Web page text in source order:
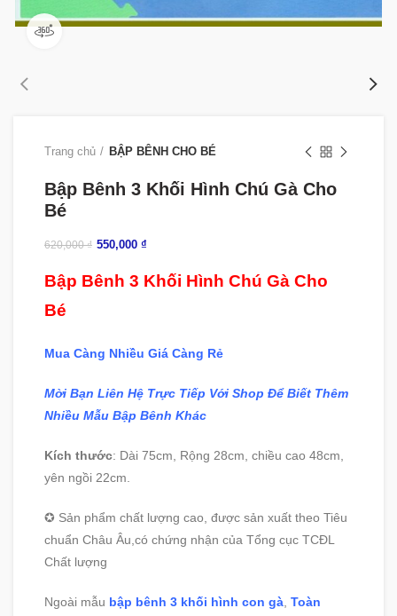
360 product view
Trang chủ BẬP BÊNH CHO BÉ
Bập Bênh 3 Khối Hình Chú Gà Cho
Bé
620,000₫ 550,000 ₫
Bập Bênh 3 Khối Hình Chú Gà Cho
Bé
Mua Càng Nhiều Giá Càng Rẻ
Mời Bạn Liên Hệ Trực Tiếp Với Shop Để Biết Thêm
Nhiều Mẫu Bập Bênh Khác
Kích thước: Dài 75cm, Rộng 28cm, chiều cao 48cm,
yên ngồi 22cm.
✪ Sản phẩm chất lượng cao, được sản xuất theo Tiêu
chuẩn Châu Âu,có chứng nhận của Tổng cục TCĐL
Chất lượng
Ngoài mẫu bập bênh 3 khối hình con gà Toàn